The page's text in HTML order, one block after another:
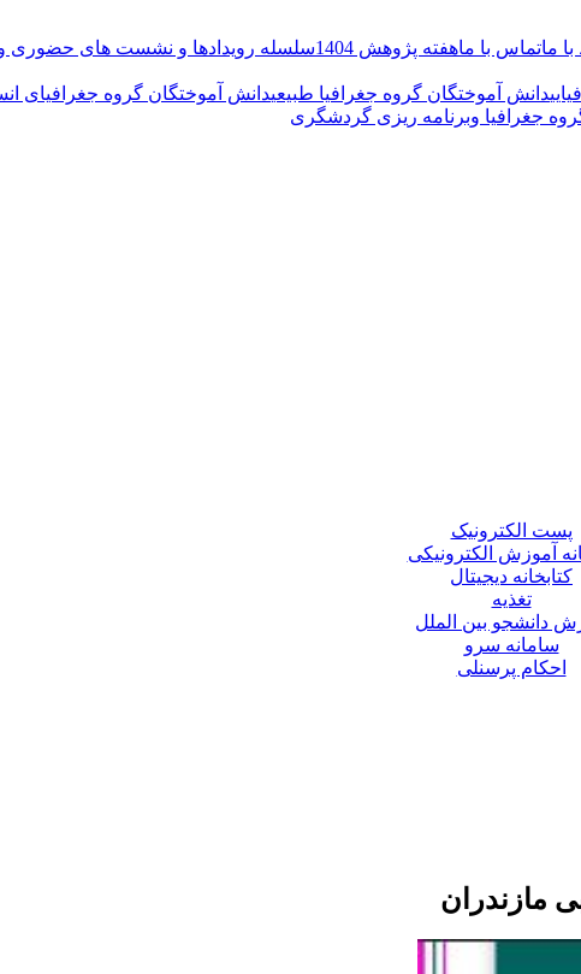
ماتماس با ماهفته پژوهش 1404
سلسله رویدادها و نشست های حضوری
دانش آموختگان گروه جغرافیا طبیعیدانش آموختگان گروه جغرافیای
جغرافیا وبرنامه ریزی گردشگری
پست الکترونیک
آموزش الکترونیکی
کتابخانه دیجیتال
تغذیه
دانشجو بین الملل
سامانه سرو
احکام پرسنلی
مازندران